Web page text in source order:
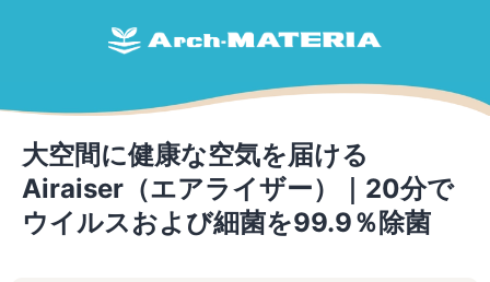
大空間に健康な空気を届ける
Airaiser（エアライザー）｜20分で
ウイルスおよび細菌を99.9％除菌